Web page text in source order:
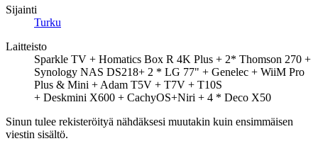
Sijainti
Turku
Laitteisto
Sparkle TV + Homatics Box R 4K Plus + 2* Thomson 270 +
Synology NAS DS218+ 2 * LG 77" + Genelec + WiiM Pro
Plus & Mini + Adam T5V + T7V + T10S
+ Deskmini X600 + CachyOS+Niri + 4 * Deco X50
Sinun tulee rekisteröityä nähdäksesi muutakin kuin ensimmäisen
viestin sisältö.